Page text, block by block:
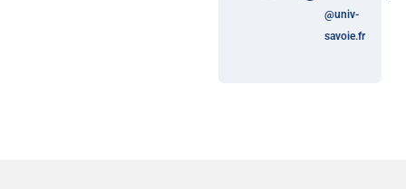
@univ-
savoie.fr